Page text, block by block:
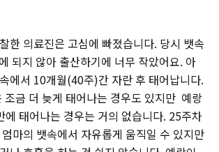
한 의료진은 고심에 빠졌습니다. 당시 뱃속
되지 않아 출산하기에 너무 작았어요. 아
에서 10개월(40주)간 자란 후 태어납니다.
조금 더 늦게 태어나는 경우도 있지만 예랑
에 태어나는 경우는 거의 없습니다. 25주차
마의 뱃속에서 자유롭게 움직일 수 있지만